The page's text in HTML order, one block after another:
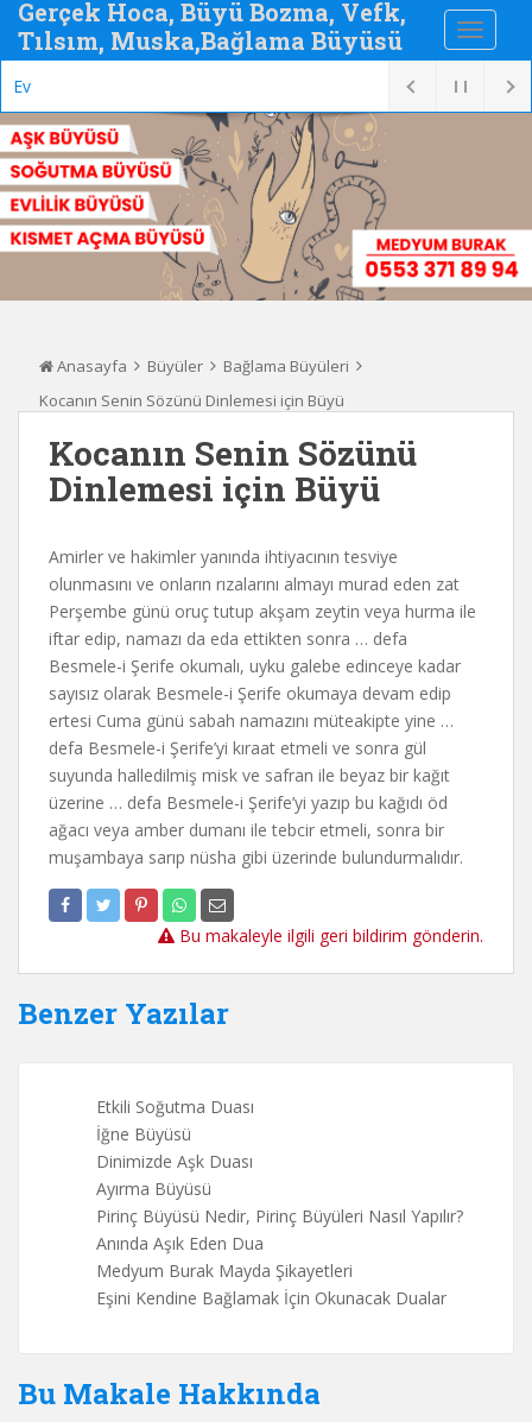
Gerçek Hoca, Büyü Bozma, Vefk,
Tılsım, Muska,Bağlama Büyüsü
Evlenmek için
Anasayfa Büyüler
Bağlama Büyüleri
Kocanın Senin Sözünü Dinlemesi için Büyü
Kocanın Senin Sözünü
Dinlemesi için Büyü
Amirler ve hakimler yanında ihtiyacının tesviye
olunmasını ve onların rızalarını almayı murad eden zat
Perşembe günü oruç tutup akşam zeytin veya hurma ile
iftar edip, namazı da eda ettikten sonra … defa
Besmele-i Şerife okumalı, uyku galebe edinceye kadar
sayısız olarak Besmele-i Şerife okumaya devam edip
ertesi Cuma günü sabah namazını müteakipte yine …
defa Besmele-i Şerife’yi kıraat etmeli ve sonra gül
suyunda halledilmiş misk ve safran ile beyaz bir kağıt
üzerine … defa Besmele-i Şerife’yi yazıp bu kağıdı öd
ağacı veya amber dumanı ile tebcir etmeli, sonra bir
muşambaya sarıp nüsha gibi üzerinde bulundurmalıdır.
Bu makaleyle ilgili geri bildirim gönderin.
Benzer Yazılar
Etkili Soğutma Duası
İğne Büyüsü
Dinimizde Aşk Duası
Ayırma Büyüsü
Pirinç Büyüsü Nedir, Pirinç Büyüleri Nasıl Yapılır?
Anında Aşık Eden Dua
Medyum Burak Mayda Şikayetleri
Eşini Kendine Bağlamak İçin Okunacak Dualar
Bu Makale Hakkında